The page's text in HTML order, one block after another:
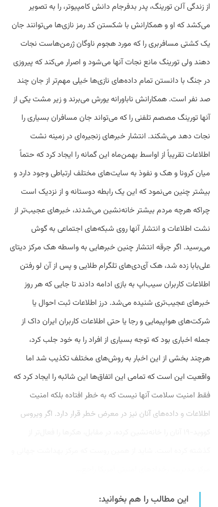
از زندگی آلن تورینگ، پدر بدفرجام دانش کامپیوتر، را به تصویر
می‌کشد که او و همکارانش با شکستن کد رمز نازی‌ها می‌توانند جان
یک کشتی مسافربری را که مورد هجوم ناوگان ژرمن‌هاست نجات
دهند ولی تورینگ مانع نجات آنها می‌شود و اصرار می‌کند که پیروزی
در جنگ با دانستن تمام داده‌های نازی‌ها خیلی مهم‌تر از جان چند
صد نفر است. همکارانش ناباورانه یورش می‌برند و زیر مشت یکی از
آنها تورینگ مصصم تلفنی را که می‌تواند جان مسافران بسیاری را
نجات دهد می‌شکند. انتشار خبرهای زنجیره‌ای در زمینه نشت
اطلاعات تقریباً از اواسط بهمن‌ماه این گمانه را ایجاد کرد که حتماً
میان کرونا و هک و نفوذ به سایت‌های مختلف ارتباطی وجود دارد و
بیشتر چنین می‌نمود که این یک رابطه دوستانه و از نزدیک است
چراکه هرچه مردم بیشتر خانه‌نشین می‌شدند، خبرهای عجیب‌تر از
نشت اطلاعات و انتشار آنها روی شبکه‌های اجتماعی به گوش
می‌رسید. اگر جرقه انتشار چنین خبرهایی به واسطه هک مرکز دیتای
علی‌بابا زده شد، هک آی‌دی‌های تلگرام طلایی و پس از آن لو رفتن
اطلاعات کاربران سیب‌اپ به بازی ادامه دادند تا جایی که هر روز
خبرهای عجیب‌تری شنیده می‌شد. درز اطلاعات ثبت احوال یا
شرکت‌های هواپیمایی و رجا یا حتی اطلاعات کاربران ایران داک از
جمله اخباری بود که توجه بسیاری از افراد را به خود جلب کرد،
هرچند بخشی از این اخبار به روش‌های مختلف تکذیب شد اما
واقعیت این است که تمامی این اتفاق‌ها این شائبه را ایجاد کرد که
فقط امنیت سلامت آنها نیست که به خطر افتاده بلکه امنیت
اطلاعات و داده‌های آنان نیز در معرض خطر قرار دارد. اگر ویروس
این مطالب را هم بخوانید: